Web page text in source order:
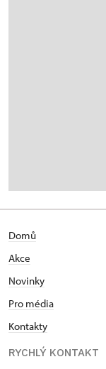
Domů
Akce
Novinky
Pro média
Kontakty
RYCHLÝ KONTAKT